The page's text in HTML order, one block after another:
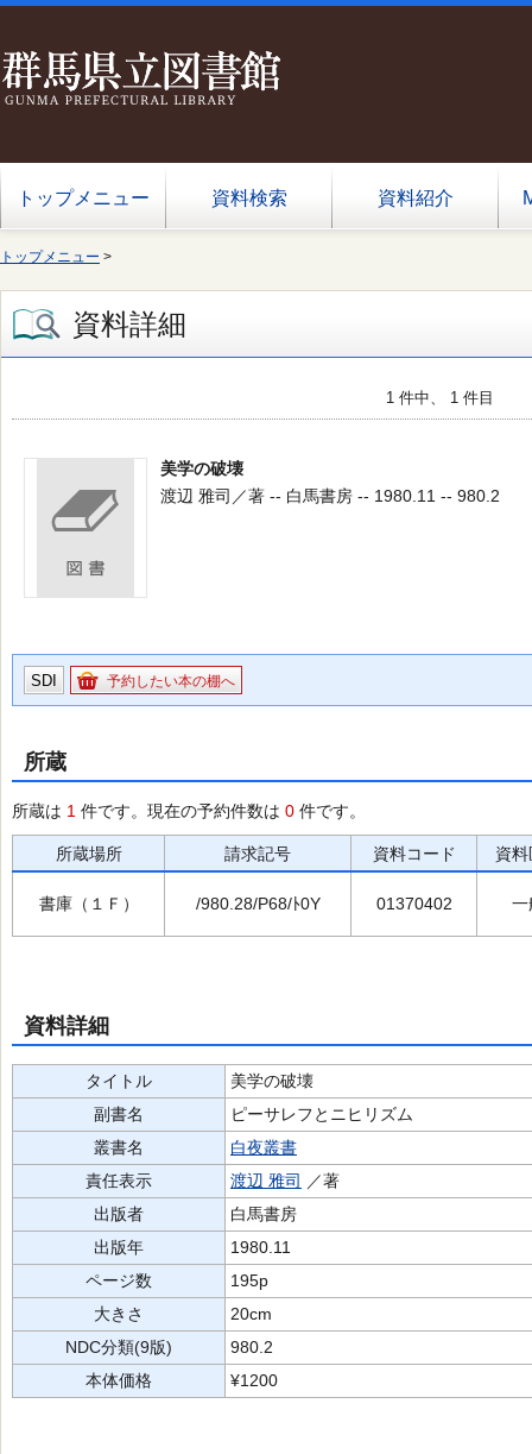
トップメニュー 資料検索 資料紹介
トップメニュー >
資料詳細
1 件中、 1 件目
美学の破壊
渡辺 雅司／著 -- 白馬書房 -- 1980.11 -- 980.2
SDI 予約したい本の棚へ
所蔵
所蔵は 1 件です。現在の予約件数は 0 件です。
所蔵場所 請求記号 資料コード 資
書庫（１Ｆ） /980.28/P68/ﾄ0Y 01370402 一
資料詳細
タイトル
美学の破壊
副書名
ピーサレフとニヒリズム
叢書名
白夜叢書
責任表示
渡辺 雅司
／著
出版者
白馬書房
出版年
1980.11
ページ数
195p
大きさ
20cm
NDC分類(9版)
980.2
本体価格
¥1200